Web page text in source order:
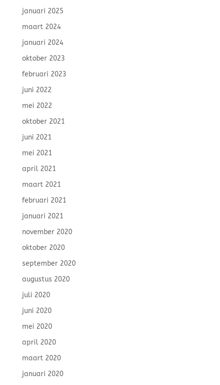
januari 2025
maart 2024
januari 2024
oktober 2023
februari 2023
juni 2022
mei 2022
oktober 2021
juni 2021
mei 2021
april 2021
maart 2021
februari 2021
januari 2021
november 2020
oktober 2020
september 2020
augustus 2020
juli 2020
juni 2020
mei 2020
april 2020
maart 2020
januari 2020